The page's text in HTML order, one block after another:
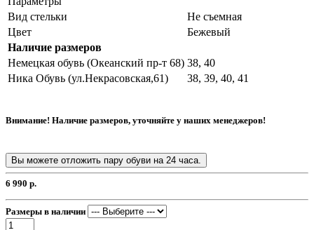
Вид стельки
Не съемная
Цвет
Бежевый
Наличие размеров
Немецкая обувь (Океанский пр-т 68) 38, 40
Ника Обувь (ул.Некрасовская,61)
38, 39, 40, 41
Внимание! Наличие размеров, уточняйте у наших менеджеров!
Вы можете отложить пару обуви на 24 часа.
6 990 р.
Размеры в наличии